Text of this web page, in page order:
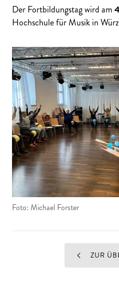
Der Fortbildungstag wird am
Hochschule für Musik in
Foto: Michael Forster
ZUR